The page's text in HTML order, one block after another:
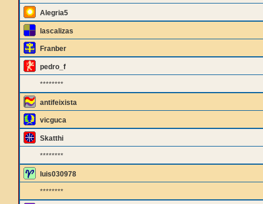
Alegria5
lascalizas
Franber
pedro_f
********
antifeixista
vicguca
Skatthi
********
luis030978
********